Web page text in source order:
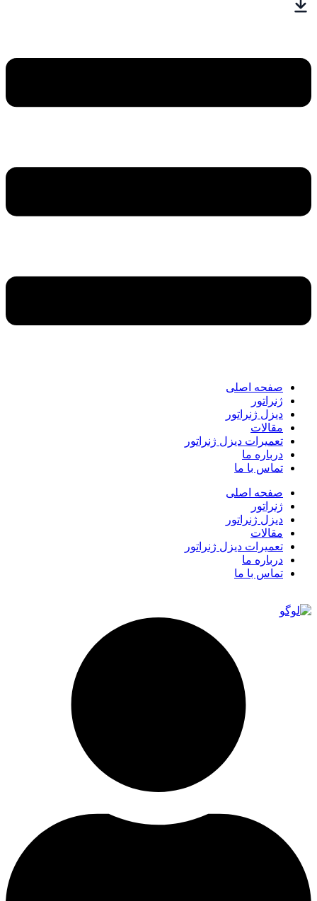
صفحه اصلی
ژنراتور
دیزل ژنراتور
مقالات
تعمیرات دیزل ژنراتور
درباره ما
تماس با ما
صفحه اصلی
ژنراتور
دیزل ژنراتور
مقالات
تعمیرات دیزل ژنراتور
درباره ما
تماس با ما